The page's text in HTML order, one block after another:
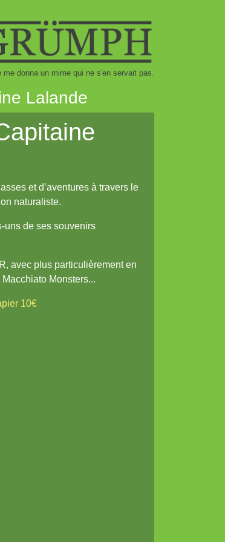
donna un mime qui ne s'en servait pas.
Lalande
et d’aventures à travers le
naturaliste.
uns de ses souvenirs
avec plus particulièrement en
Monsters...
10€